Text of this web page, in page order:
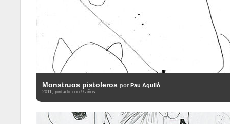
Monstruos pistoleros por Pau Aguiló
2011, pintado con 9 años